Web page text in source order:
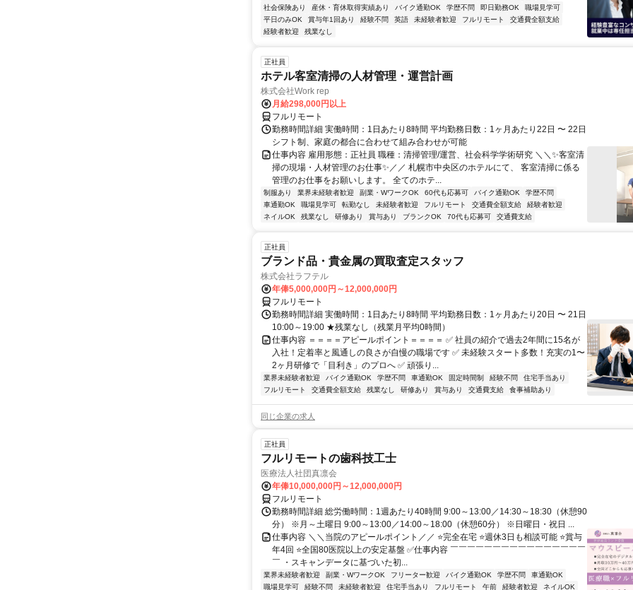
社会保険あり
産休・育休取得実績あり バイク通勤OK 学歴不問 即日勤務OK
職場見学可
平日のみOK
賞与年1回あり 経験不問 英語 未経験者歓迎 フルリモート
交通費全額支給
経験者歓迎
残業なし
正社員
ホテル客室清掃の人材管理・運営計画
株式会社Work rep
月給298,000円以上
フルリモート
勤務時間詳細 実働時間：1日あたり8時間 平均勤務日数：1ヶ月あたり22日 〜 22日
シフト制、家庭の都合に合わせて組み合わせが可能
仕事内容 雇用形態：正社員 職種：清掃管理/運営、社会科学学術研究 ＼＼✨客室清
掃の現場・人材管理のお仕事✨／／ 札幌市中央区のホテルにて、 客室清掃に係る
管理のお仕事をお願いします。 全てのホテ...
制服あり 業界未経験者歓迎 副業・WワークOK 60代も応募可 バイク通勤OK
学歴不問
車通勤OK
職場見学可 転勤なし 未経験者歓迎 フルリモート 交通費全額支給
経験者歓迎
ネイルOK
残業なし 研修あり 賞与あり ブランクOK 70代も応募可 交通費支給
正社員
ブランド品・貴金属の買取査定スタッフ
株式会社ラフテル
年俸5,000,000円～12,000,000円
フルリモート
勤務時間詳細 実働時間：1日あたり8時間 平均勤務日数：1ヶ月あたり20日 〜 21日
10:00～19:00 ★残業なし（残業月平均0時間）
仕事内容 ＝＝＝＝アピールポイント＝＝＝＝ ✅ 社員の紹介で過去2年間に15名が
入社！定着率と風通しの良さが自慢の職場です ✅ 未経験スタート多数！充実の1〜
2ヶ月研修で「目利き」のプロへ ✅ 頑張り...
業界未経験者歓迎 バイク通勤OK 学歴不問 車通勤OK 固定時間制 経験不問
住宅手当あり
フルリモート
交通費全額支給 残業なし 研修あり 賞与あり 交通費支給 食事補助あり
同じ企業の求人
正社員
フルリモートの歯科技工士
医療法人社団真凛会
年俸10,000,000円～12,000,000円
フルリモート
勤務時間詳細 総労働時間：1週あたり40時間 9:00～13:00／14:30～18:30（休憩90
分） ※月～土曜日 9:00～13:00／14:00～18:00（休憩60分） ※日曜日・祝日 ...
仕事内容 ＼＼当院のアピールポイント／／ ⭐完全在宅 ⭐週休3日も相談可能 ⭐賞与
年4回 ⭐全国80医院以上の安定基盤 ✅仕事内容 ￣￣￣￣￣￣￣￣￣￣￣￣￣￣￣￣
￣ ・スキャンデータに基づいた初...
業界未経験者歓迎 副業・WワークOK フリーター歓迎 バイク通勤OK 学歴不問
車通勤OK
職場見学可
経験不問 未経験者歓迎 住宅手当あり フルリモート 午前 経験者歓迎
ネイルOK